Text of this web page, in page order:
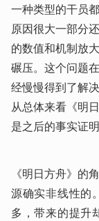
一种类型的干员
原因很大一部分
的数值和机制放
碾压。这个问题
经慢慢得到了解
从总体来看《明
是之后的事实证
《明日方舟》的
源确实非线性的
多，带来的提升